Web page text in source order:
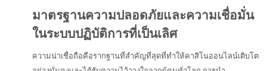
มาตรฐานความปลอดภัยและความเชื่อมั่น
ในระบบปฏิบัติการที่เป็นเลิศ
ความน่าเชื่อถือคือรากฐานที่สำคัญที่สุดที่ทำให้คาสิโนออนไลน์เติบโต